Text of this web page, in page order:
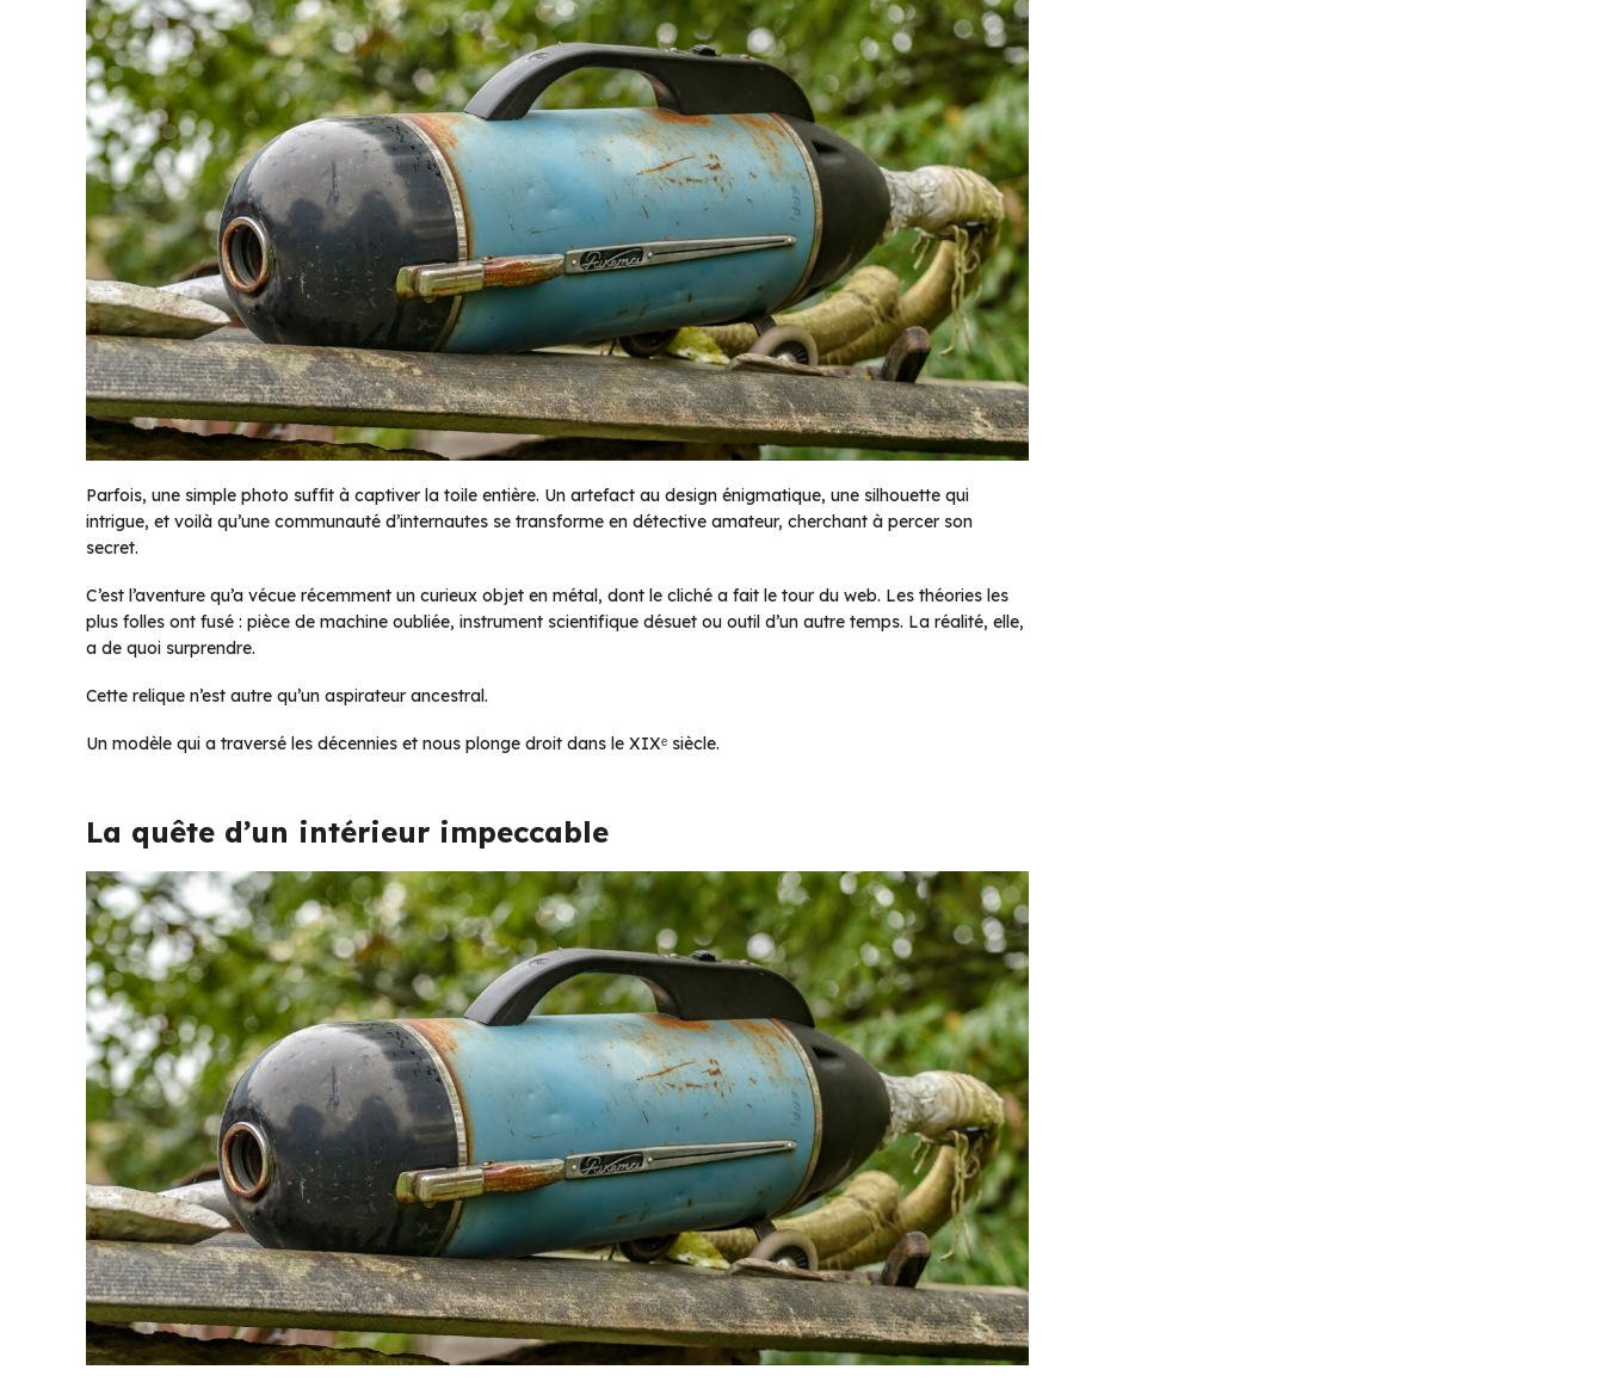
Parfois, une simple photo suffit à captiver la toile entière. Un artefact au design énigmatique, une silhouette qui
intrigue, et voilà qu’une communauté d’internautes se transforme en détective amateur, cherchant à percer son
secret.
C’est l’aventure qu’a vécue récemment un curieux objet en métal, dont le cliché a fait le tour du web. Les théories les
plus folles ont fusé : pièce de machine oubliée, instrument scientifique désuet ou outil d’un autre temps. La réalité, elle,
a de quoi surprendre.
Cette relique n’est autre qu’un aspirateur ancestral.
Un modèle qui a traversé les décennies et nous plonge droit dans le XIXᵉ siècle.
La quête d’un intérieur impeccable